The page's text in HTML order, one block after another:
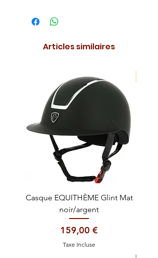
Articles similaires
Casque EQUITHÈME Glint Mat
noir/argent
Prix
159,00 €
Taxe Incluse